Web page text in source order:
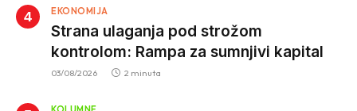
EKONOMIJA
Strana ulaganja pod strožom
kontrolom: Rampa za sumnjivi kapital
03/08/2026 2 minuta